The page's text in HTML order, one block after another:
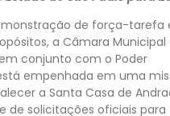
de força-tarefa
a Câmara Municipal
conjunto com o Poder
empenhada em uma
a Santa Casa de
de solicitações oficiais para